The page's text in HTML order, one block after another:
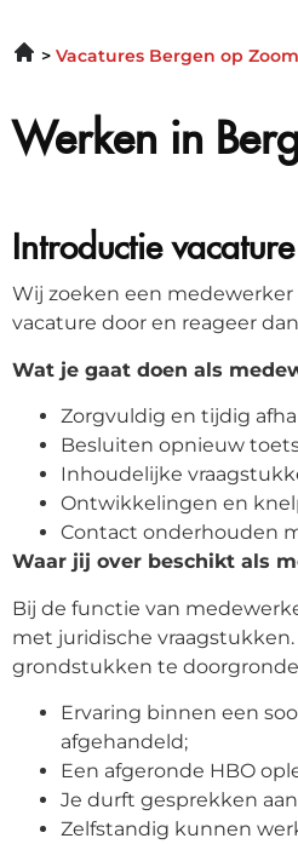
Vacatures Bergen op Zoom
Werken in
Introductie vacature
Wij zoeken een medewerker
vacature door en reageer
Wat je gaat doen als
Zorgvuldig en tijdig
Besluiten opnieuw
Inhoudelijke
Ontwikkelingen en
Contact onderhouden
Waar jij over beschikt als
Bij de functie van
met juridische
grondstukken te
Ervaring binnen een
afgehandeld;
Een afgeronde HBO
Je durft gesprekken
Zelfstandig kunnen